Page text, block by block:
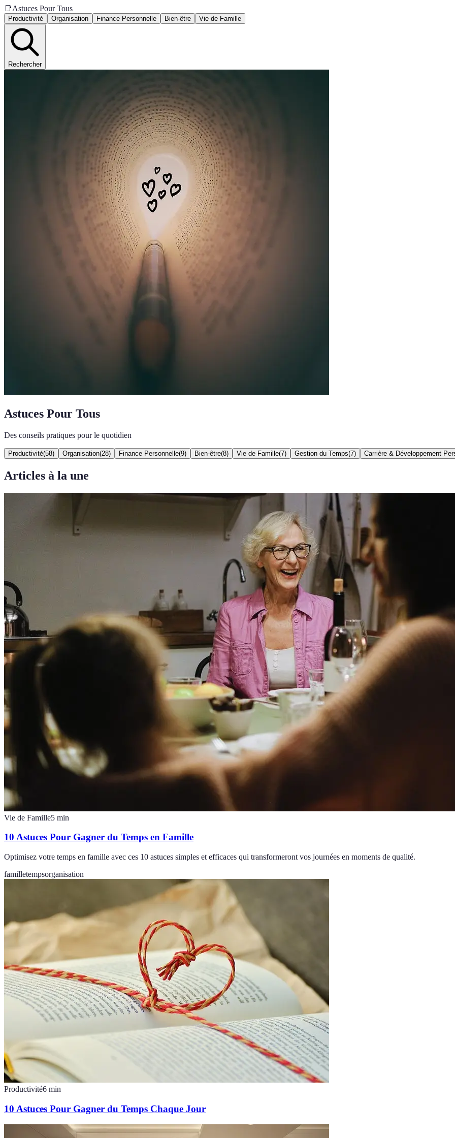
📑Astuces Pour Tous
Productivité Organisation Finance Personnelle Bien-être Vie de Famille
Rechercher
Astuces Pour Tous
Des conseils pratiques pour le quotidien
Productivité(58) Organisation(28) Finance Personnelle(9) Bien-être(8) Vie de Famille(7) Gestion du Temps(7) Carrière & Développement
Articles à la une
Vie de Famille5 min
10 Astuces Pour Gagner du Temps en Famille
Optimisez votre temps en famille avec ces 10 astuces simples et efficaces qui transformeront vos journées en moments de qualité.
familletempsorganisation
Productivité6 min
10 Astuces Pour Gagner du Temps Chaque Jour